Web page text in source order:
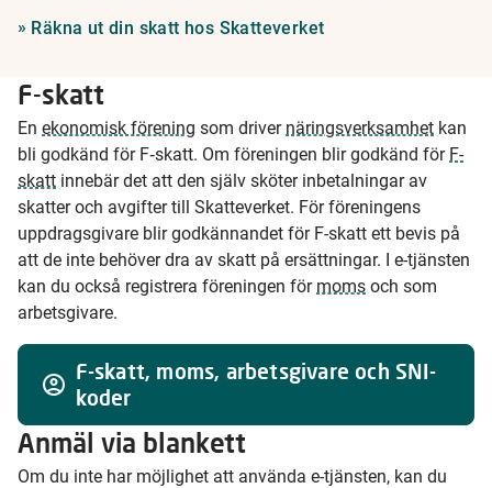
Räkna ut din skatt hos Skatteverket
F-skatt
En ekonomisk förening som driver näringsverksamhet kan
bli godkänd för F‑skatt. Om föreningen blir godkänd för F-
skatt innebär det att den själv sköter inbetalningar av
skatter och avgifter till Skatteverket. För föreningens
uppdragsgivare blir godkännandet för F-skatt ett bevis på
att de inte behöver dra av skatt på ersättningar. I e-tjänsten
kan du också registrera föreningen för moms och som
arbetsgivare.
F-skatt, moms, arbetsgivare och SNI-
koder
Anmäl via blankett
Om du inte har möjlighet att använda e-tjänsten, kan du